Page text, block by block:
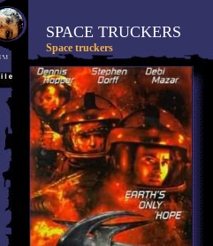
SPACE TRUCKERS
Space truckers